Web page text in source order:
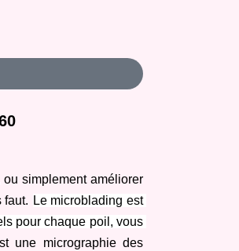
simplement améliorer
faut. Le microblading est
pour chaque poil, vous
une micrographie des